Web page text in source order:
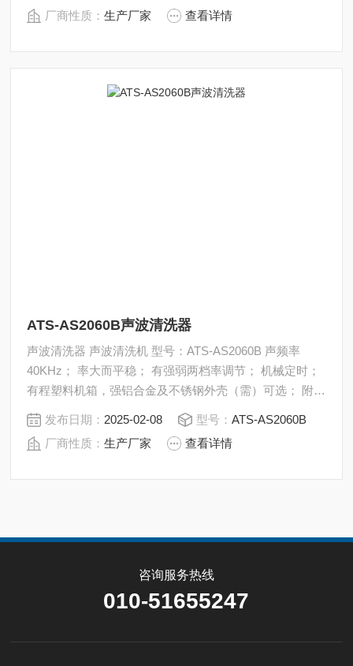
序。 4. 立运行、同步运行能。
厂商性质：生产厂家 查看详情
ATS-AS2060B声波清洗器
声波清洗器 声波清洗机 型号：ATS-AS2060B 声频率
40KHz； 率大而平稳； 有强弱两档率调节； 机械定时；
有程塑料机箱，强铝合金及不锈钢外壳（需）可选； 附有
网架和降噪盖。 型号：ATS-AS2060B 外型尺寸
（mm）：200W x 185L x 170H 槽内尺寸（mm）：
150W x 135L x 100D 容积（L）：2 率（W）：60
发布日期： 2025-02-08 型号：ATS-AS2060B
厂商性质：生产厂家 查看详情
咨询服务热线
010-51655247